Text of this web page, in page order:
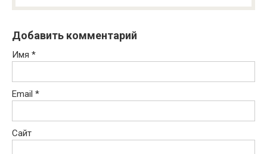
Добавить комментарий
Имя *
Email *
Сайт